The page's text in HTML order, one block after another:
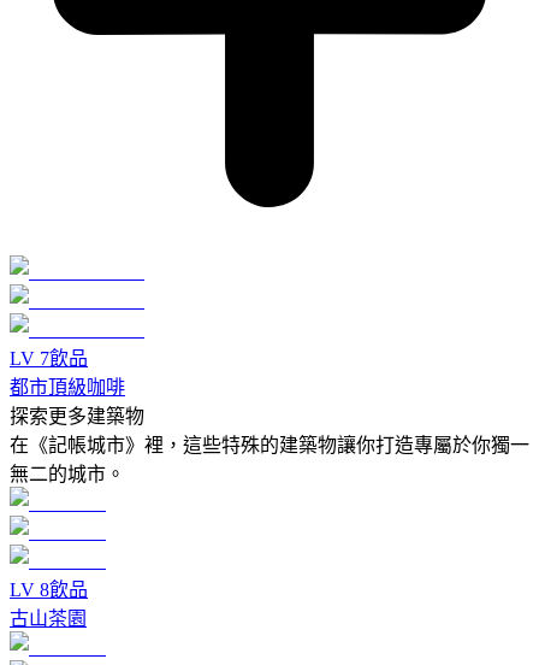
LV 7飲品
都市頂級咖啡
探索更多建築物
在《記帳城市》裡，這些特殊的建築物讓你打造專屬於你獨一
無二的城市。
LV 8飲品
古山茶園